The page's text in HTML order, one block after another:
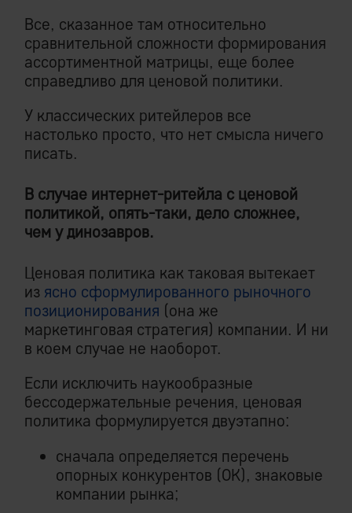
Все, сказанное там относительно
сравнительной сложности формирования
ассортиментной матрицы, еще более
справедливо для ценовой политики.
У классических ритейлеров все
настолько просто, что нет смысла ничего
писать.
В случае интернет-ритейла с ценовой
политикой, опять-таки, дело сложнее,
чем у динозавров.
Ценовая политика как таковая вытекает
из ясно сформулированного рыночного
позиционирования (она же
маркетинговая стратегия) компании. И ни
в коем случае не наоборот.
Если исключить наукообразные
бессодержательные речения, ценовая
политика формулируется двуэтапно:
сначала определяется перечень
опорных конкурентов (ОК), знаковые
компании рынка;